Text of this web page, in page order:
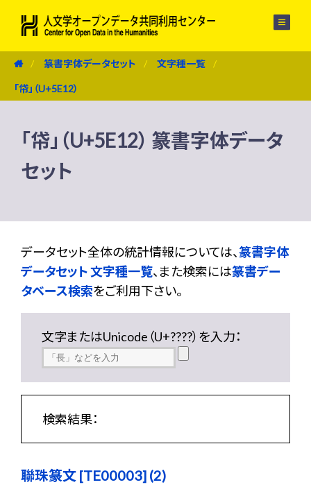
篆書字体データセット 文字種一覧
「帒」（U+5E12）
「帒」（U+5E12） 篆書字体データ
セット
データセット全体の統計情報については、篆書字体
データセット 文字種一覧、また検索には篆書デー
タベース検索をご利用下さい。
文字またはUnicode（U+????）を入力：
検索結果：
聯珠篆文 [TE00003] (2)